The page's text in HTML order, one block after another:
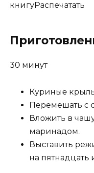
книгуРаспечатать
30 минут
Куриные
Перемешать с
Вложить в
маринадом.
Выставить
на пятнадцать